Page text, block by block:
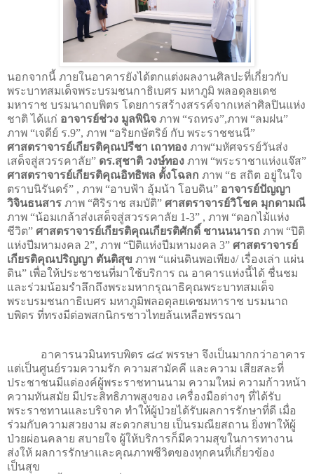
นอกจากนี้ ภายในอาคารยังได้ตกแต่งผลงานศิลปะที่เกี่ยวกับ
พระบาทสมเด็จพระบรมชนกาธิเบศร มหาภูมิ พลอดุลยเดช
มหาราช บรมนาถบพิตร โดยการสร้างสรรค์จากเหล่าศิลปินแห่ง
ชาติ ได้แก่ อาจารย์ช่วง มูลพินิจ ภาพ “รถทรง”,ภาพ “ลมฝน”
ภาพ “เจดีย์ ร.9”, ภาพ “อริยกษัตริย์ กับ พระราชชนนี”
ศาสตราจารย์เกียรติคุณปรีชา เถาทอง ภาพ“มหัศจรรย์วันส่ง
เสด็จสู่สวรรคาลัย” ดร.สุชาติ วงษ์ทอง ภาพ “พระราชาแห่งแจ๊ส”
ศาสตราจารย์เกียรติคุณอิทธิพล ตั้งโฉลก ภาพ “ธ สถิต อยู่ในใจ
ตราบนิรันดร์” , ภาพ “อาบฟ้า อุ้มน้า โอบดิน” อาจารย์ปัญญา
วิจินธนสาร ภาพ “ศิริราช สมบัติ” ศาสตราจารย์วิโชค มุกดามณี
ภาพ “น้อมเกล้าส่งเสด็จสู่สวรรคาลัย 1-3” , ภาพ “ดอกไม้แห่ง
ชีวิต” ศาสตราจารย์เกียรติคุณเกียรติศักดิ์ ชานนนารถ ภาพ “ปิติ
แห่งปีมหามงคล 2”, ภาพ “ปิติแห่งปีมหามงคล 3” ศาสตราจารย์
เกียรติคุณปริญญา ตันติสุข ภาพ “แผ่นดินพอเพียง/ เรื่องเล่า แผ่น
ดิน” เพื่อให้ประชาชนที่มาใช้บริการ ณ อาคารแห่งนี้ได้ ชื่นชม
และร่วมน้อมรำลึกถึงพระมหากรุณาธิคุณพระบาทสมเด็จ
พระบรมชนกาธิเบศร มหาภูมิพลอดุลยเดชมหาราช บรมนาถ
บพิตร ที่ทรงมีต่อพสกนิกรชาวไทยล้นเหลือพรรณา
อาคารนวมินทรบพิตร ๘๔ พรรษา จึงเป็นมากกว่าอาคาร
แต่เป็นศูนย์รวมความรัก ความสามัคคี และความ เสียสละที่
ประชาชนมีแด่องค์ผู้พระราชทานนาม ความใหม่ ความก้าวหน้า
ความทันสมัย มีประสิทธิภาพสูงของ เครื่องมือต่างๆ ที่ได้รับ
พระราชทานและบริจาค ทให้ผู้ป่วยได้รับผลการรักษาที่ดี เมื่อ
ร่วมกับความสวยงาม สะดวกสบาย เป็นรมณียสถาน ยิ่งพาให้ผู้
ป่วยผ่อนคลาย สบายใจ ผู้ให้บริการก็มีความสุขในการทางาน
ส่งให้ ผลการรักษาและคุณภาพชีวิตของทุกคนที่เกี่ยวข้อง
เป็นสุข